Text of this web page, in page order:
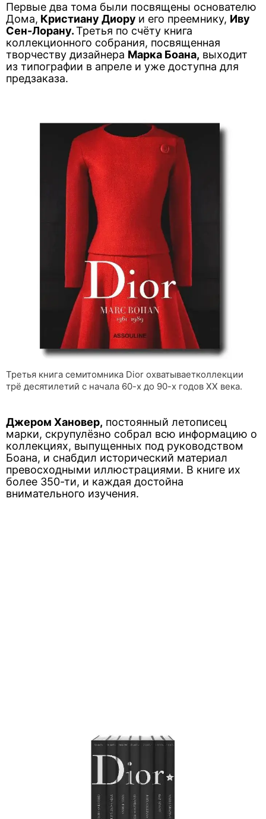
Первые два тома были посвящены основателю
Дома, Кристиану Диору и его преемнику, Иву
Сен-Лорану.Третья по счёту книга
коллекционного собрания, посвященная
творчеству дизайнера Марка Боана, выходит
из типографии в апреле и уже доступна для
предзаказа.
Третья книга семитомника Dior охватываетколлекции
трё десятилетий c начала 60-х до 90-х годов XX века.
Джером Хановер, постоянный летописец
марки, скрупулёзно собрал всю информацию о
коллекциях, выпущенных под руководством
Боана, и снабдил исторический материал
превосходными иллюстрациями. В книге их
более 350-ти, и каждая достойна
внимательного изучения.